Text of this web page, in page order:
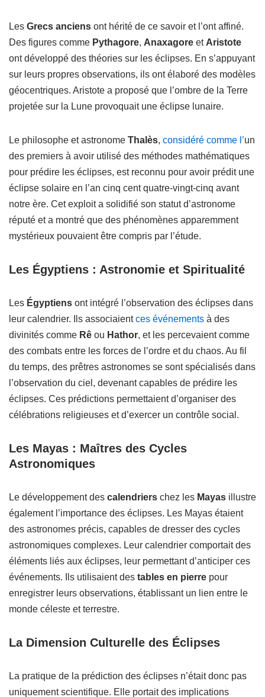
Les Grecs anciens ont hérité de ce savoir et l’ont affiné.
Des figures comme Pythagore, Anaxagore et Aristote
ont développé des théories sur les éclipses. En s’appuyant
sur leurs propres observations, ils ont élaboré des modèles
géocentriques. Aristote a proposé que l’ombre de la Terre
projetée sur la Lune provoquait une éclipse lunaire.
Le philosophe et astronome Thalès, considéré comme l’un
des premiers à avoir utilisé des méthodes mathématiques
pour prédire les éclipses, est reconnu pour avoir prédit une
éclipse solaire en l’an cinq cent quatre-vingt-cinq avant
notre ère. Cet exploit a solidifié son statut d’astronome
réputé et a montré que des phénomènes apparemment
mystérieux pouvaient être compris par l’étude.
Les Égyptiens : Astronomie et Spiritualité
Les Égyptiens ont intégré l’observation des éclipses dans
leur calendrier. Ils associaientces événements à des
divinités comme Rê ou Hathor, et les percevaient comme
des combats entre les forces de l’ordre et du chaos. Au fil
du temps, des prêtres astronomes se sont spécialisés dans
l’observation du ciel, devenant capables de prédire les
éclipses. Ces prédictions permettaient d’organiser des
célébrations religieuses et d’exercer un contrôle social.
Les Mayas : Maîtres des Cycles
Astronomiques
Le développement des calendriers chez les Mayas illustre
également l’importance des éclipses. Les Mayas étaient
des astronomes précis, capables de dresser des cycles
astronomiques complexes. Leur calendrier comportait des
éléments liés aux éclipses, leur permettant d’anticiper ces
événements. Ils utilisaient des tables en pierre pour
enregistrer leurs observations, établissant un lien entre le
monde céleste et terrestre.
La Dimension Culturelle des Éclipses
La pratique de la prédiction des éclipses n’était donc pas
uniquement scientifique. Elle portait des implications